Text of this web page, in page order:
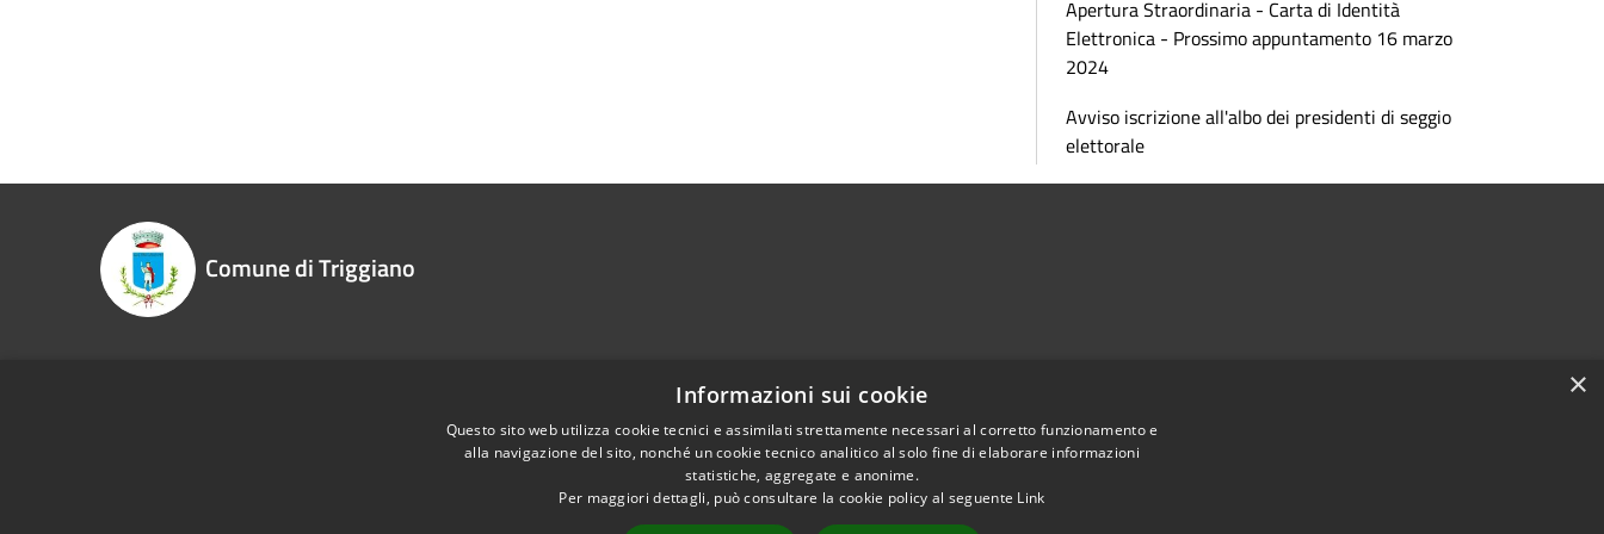
Apertura Straordinaria - Carta di Identità
Elettronica - Prossimo appuntamento 16 marzo
2024
Avviso iscrizione all'albo dei presidenti di seggio
elettorale
Comune di Triggiano
Piazza Vittorio Veneto, 46 - 70019 Triggiano (BA)
Telefono:0804628111
protocollo@pec.comune.triggiano.ba.it
×
Informazioni sui cookie
Questo sito web utilizza cookie tecnici e assimilati strettamente necessari al corretto funzionamento e
alla navigazione del sito, nonché un cookie tecnico analitico al solo fine di elaborare informazioni
statistiche, aggregate e anonime.
Per maggiori dettagli, può consultare la cookie policy al seguente Link